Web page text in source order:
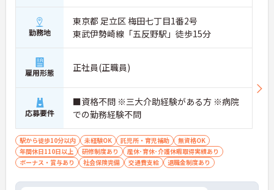
勤務地
東京都 足立区 梅田七丁目1番2号
東武伊勢崎線「五反野駅」徒歩15分
雇用形態 正社員(正職員)
応募要件
■資格不問 ※三大介助経験がある方 ※病院
での勤務経験不問
駅から徒歩10分以内 未経験OK 託児所・育児補助
無資格OK
年間休日110日以上
研修制度あり
産休･育休･介護休暇取得実績あり
ボーナス・賞与あり
社会保険完備 交通費支給 退職金制度あり